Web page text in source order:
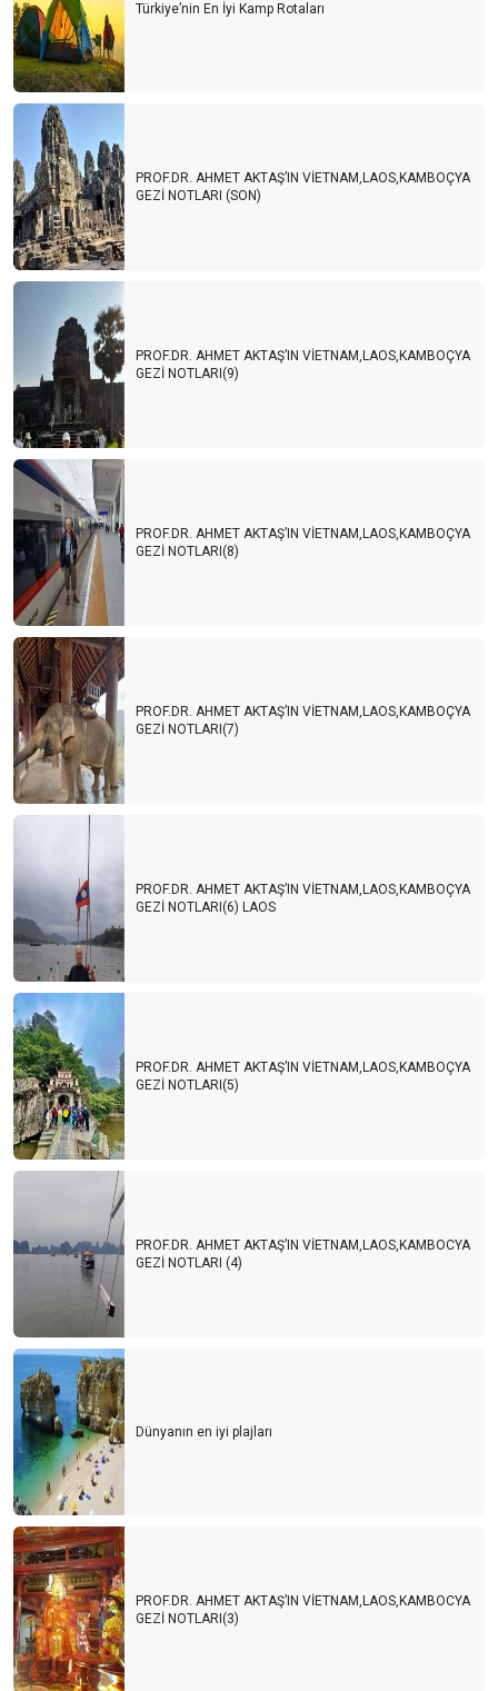
Türkiye’nin En İyi Kamp Rotaları
PROF.DR. AHMET AKTAŞ’IN VİETNAM,LAOS,KAMBOÇYA
GEZİ NOTLARI (SON)
PROF.DR. AHMET AKTAŞ’IN VİETNAM,LAOS,KAMBOÇYA
GEZİ NOTLARI(9)
PROF.DR. AHMET AKTAŞ’IN VİETNAM,LAOS,KAMBOÇYA
GEZİ NOTLARI(8)
PROF.DR. AHMET AKTAŞ’IN VİETNAM,LAOS,KAMBOÇYA
GEZİ NOTLARI(7)
PROF.DR. AHMET AKTAŞ’IN VİETNAM,LAOS,KAMBOÇYA
GEZİ NOTLARI(6) LAOS
PROF.DR. AHMET AKTAŞ’IN VİETNAM,LAOS,KAMBOÇYA
GEZİ NOTLARI(5)
PROF.DR. AHMET AKTAŞ’IN VİETNAM,LAOS,KAMBOCYA
GEZİ NOTLARI (4)
Dünyanın en iyi plajları
PROF.DR. AHMET AKTAŞ’IN VİETNAM,LAOS,KAMBOCYA
GEZİ NOTLARI(3)